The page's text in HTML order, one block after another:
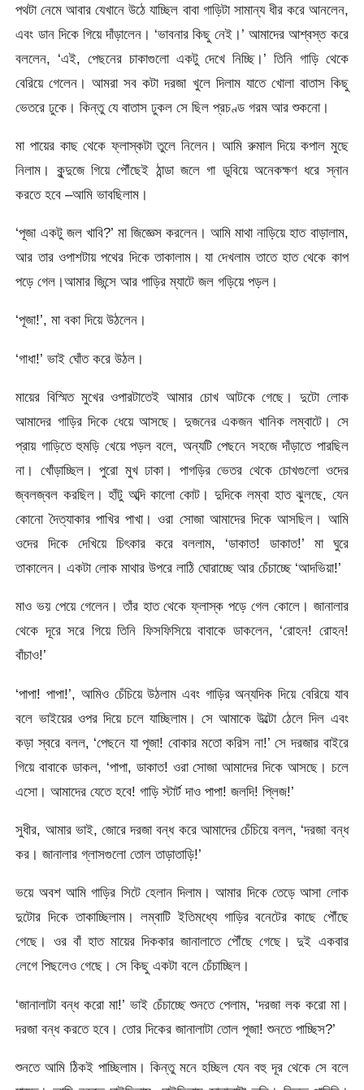
পথটা নেমে আবার যেখানে উঠে যাচ্ছিল বাবা গাড়িটা সামান্য ধীর করে আনলেন,
এবং ডান দিকে গিয়ে দাঁড়ালেন। ‘ভাবনার কিছু নেই।’ আমাদের আশ্বস্ত করে
বললেন, ‘এই, পেছনের চাকাগুলো একটু দেখে নিচ্ছি।’ তিনি গাড়ি থেকে
বেরিয়ে গেলেন। আমরা সব কটা দরজা খুলে দিলাম যাতে খোলা বাতাস কিছু
ভেতরে ঢুকে। কিন্তু যে বাতাস ঢুকল সে ছিল প্রচণ্ড গরম আর শুকনো।
মা পায়ের কাছ থেকে ফ্লাস্কটা তুলে নিলেন। আমি রুমাল দিয়ে কপাল মুছে
নিলাম। কুন্দুজে গিয়ে পৌঁছেই ঠান্ডা জলে গা ডুবিয়ে অনেকক্ষণ ধরে স্নান
করতে হবে –আমি ভাবছিলাম।
‘পূজা একটু জল খাবি?’ মা জিজ্ঞেস করলেন। আমি মাথা নাড়িয়ে হাত বাড়ালাম,
আর তার ওপাশটায় পথের দিকে তাকালাম। যা দেখলাম তাতে হাত থেকে কাপ
পড়ে গেল।আমার জিন্সে আর গাড়ির ম্যাটে জল গড়িয়ে পড়ল।
‘পূজা!’, মা বকা দিয়ে উঠলেন।
‘গাধা!’ ভাই ঘোঁত করে উঠল।
মায়ের বিস্মিত মুখের ওপারটাতেই আমার চোখ আটকে গেছে। দুটো লোক
আমাদের গাড়ির দিকে ধেয়ে আসছে। দুজনের একজন খানিক লম্বাটে। সে
প্রায় গাড়িতে হুমড়ি খেয়ে পড়ল বলে, অন্যটি পেছনে সহজে দাঁড়াতে পারছিল
না। খোঁড়াচ্ছিল। পুরো মুখ ঢাকা। পাগড়ির ভেতর থেকে চোখগুলো ওদের
জ্বলজ্বল করছিল। হাঁটু অব্দি কালো কোট। দুদিকে লম্বা হাত ঝুলছে, যেন
কোনো দৈত্যাকার পাখির পাখা। ওরা সোজা আমাদের দিকে আসছিল। আমি
ওদের দিকে দেখিয়ে চিৎকার করে বললাম, ‘ডাকাত! ডাকাত!’ মা ঘুরে
তাকালেন। একটা লোক মাথার উপরে লাঠি ঘোরাচ্ছে আর চেঁচাচ্ছে ‘আদভিয়া!’
মাও ভয় পেয়ে গেলেন। তাঁর হাত থেকে ফ্লাস্ক পড়ে গেল কোলে। জানালার
থেকে দূরে সরে গিয়ে তিনি ফিসফিসিয়ে বাবাকে ডাকলেন, ‘রোহন! রোহন!
বাঁচাও!’
‘পাপা! পাপা!’, আমিও চেঁচিয়ে উঠলাম এবং গাড়ির অন্যদিক দিয়ে বেরিয়ে যাব
বলে ভাইয়ের ওপর দিয়ে চলে যাচ্ছিলাম। সে আমাকে উল্টো ঠেলে দিল এবং
কড়া স্বরে বলল, ‘পেছনে যা পূজা! বোকার মতো করিস না!’ সে দরজার বাইরে
গিয়ে বাবাকে ডাকল, ‘পাপা, ডাকাত! ওরা সোজা আমাদের দিকে আসছে। চলে
এসো। আমাদের যেতে হবে! গাড়ি স্টার্ট দাও পাপা! জলদি! প্লিজ!’
সুধীর, আমার ভাই, জোরে দরজা বন্ধ করে আমাদের চেঁচিয়ে বলল, ‘দরজা বন্ধ
কর। জানালার গ্লাসগুলো তোল তাড়াতাড়ি!’
ভয়ে অবশ আমি গাড়ির সিটে হেলান দিলাম। আমার দিকে তেড়ে আসা লোক
দুটোর দিকে তাকাচ্ছিলাম। লম্বাটি ইতিমধ্যে গাড়ির বনেটের কাছে পৌঁছে
গেছে। ওর বাঁ হাত মায়ের দিককার জানালাতে পৌঁছে গেছে। দুই একবার
লেগে পিছলেও গেছে। সে কিছু একটা বলে চেঁচাচ্ছিল।
‘জানালাটা বন্ধ করো মা!’ ভাই চেঁচাচ্ছে শুনতে পেলাম, ‘দরজা লক করো মা।
দরজা বন্ধ করতে হবে। তোর দিকের জানালাটা তোল পূজা! শুনতে পাচ্ছিস?’
শুনতে আমি ঠিকই পাচ্ছিলাম। কিন্তু মনে হচ্ছিল যেন বহু দূর থেকে সে বলে